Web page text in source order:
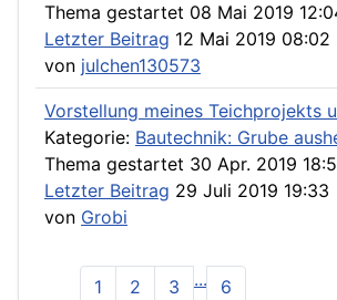
Thema gestartet 08 Mai 2019
Letzter Beitrag 12 Mai 2019 08:02
von julchen130573
Vorstellung meines Teichprojekts
Kategorie: Bautechnik: Grube
Thema gestartet 30 Apr. 2019
Letzter Beitrag 29 Juli 2019 19:33
von Grobi
1 2 3 ... 6